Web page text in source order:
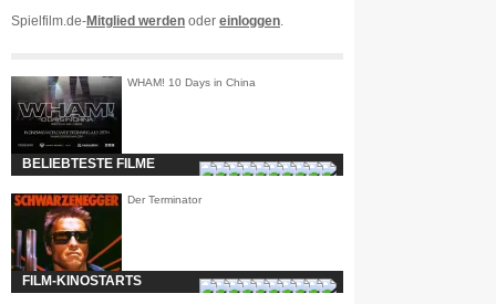
Spielfilm.de-Mitglied werden oder einloggen
WHAM! 10 Days in China
BELIEBTESTE FILME
Der Terminator
FILM-KINOSTARTS